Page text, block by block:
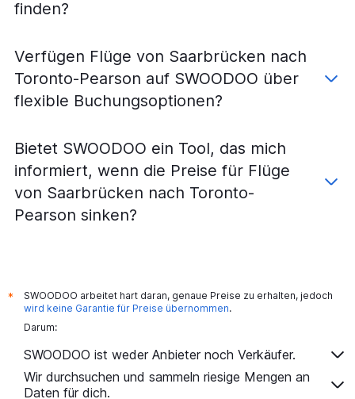
Flüge von Weeze, Niederrhein nach Toronto-Pearson
Flüge von München nach Hamilton
Flüge von Bremen nach Toronto-Pearson
Flüge von Bremen nach Toronto-City
Flüge von Dortmund nach Toronto-Pearson
Flüge von Münster nach Toronto-Pearson
Flüge von Münster nach Hamilton
Flüge von Münster nach Toronto-City
Flüge von Bremen nach Hamilton
Flüge von Hamburg nach Hamilton
Flüge von Nürnberg nach Hamilton
Flüge von Düsseldorf nach Hamilton
Flüge von Paderborn nach Toronto-Pearson
finden?
Verfügen Flüge von Saarbrücken nach
Toronto-Pearson auf SWOODOO über
flexible Buchungsoptionen?
Bietet SWOODOO ein Tool, das mich
informiert, wenn die Preise für Flüge
von Saarbrücken nach Toronto-
Pearson sinken?
*
SWOODOO arbeitet hart daran, genaue Preise zu erhalten, jedoch
wird keine Garantie für Preise übernommen.
Darum:
SWOODOO ist weder Anbieter noch Verkäufer.
Wir durchsuchen und sammeln riesige Mengen an
Daten für dich.